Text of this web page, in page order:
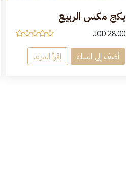
بكج مكس الربيع
JOD 28.00
أضف إلى السلة إقرأ المزيد